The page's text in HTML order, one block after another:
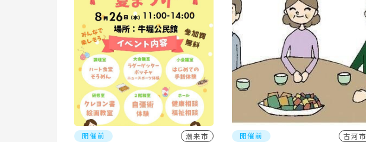
開催前 潮来市 開催前 古河市